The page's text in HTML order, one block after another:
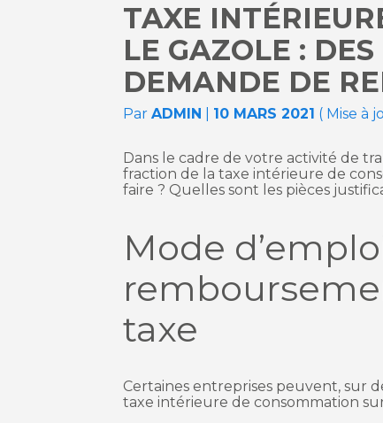
TAXE
LE GAZOLE :
DEMANDE DE
ParADMIN 10 MARS 2021 ( Mise à
Dans le cadre de votre activité de
fraction de la taxe intérieure de
faire ? Quelles sont les pièces
Mode
taxe
Certaines entreprises peuvent, sur
taxe intérieure de consommation